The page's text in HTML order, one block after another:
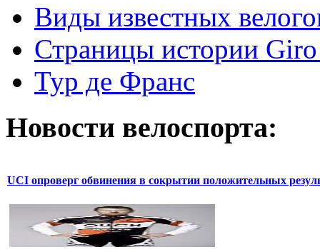
Виды известных
Страницы истории
Тур де Франс
Новости велоспорта:
UCI опроверг обвинения в сокрытии положительных